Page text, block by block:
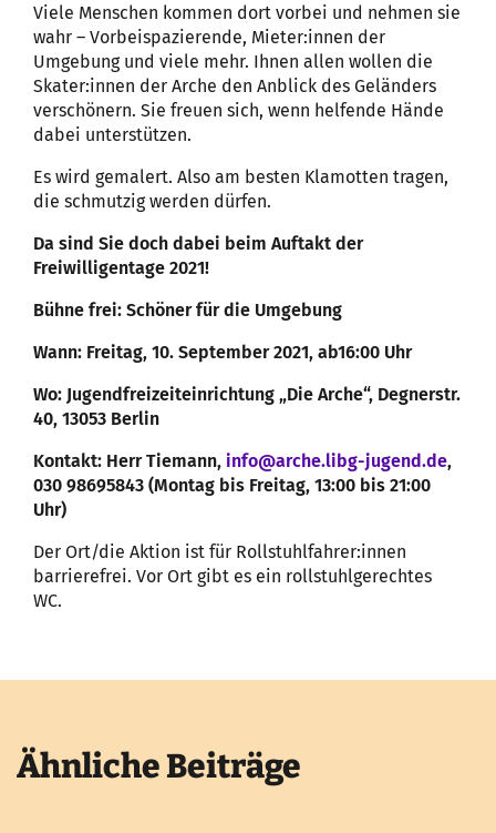
Viele Menschen kommen dort vorbei und nehmen sie
wahr – Vorbeispazierende, Mieter:innen der
Umgebung und viele mehr. Ihnen allen wollen die
Skater:innen der Arche den Anblick des Geländers
verschönern. Sie freuen sich, wenn helfende Hände
dabei unterstützen.
Es wird gemalert. Also am besten Klamotten tragen,
die schmutzig werden dürfen.
Da sind Sie doch dabei beim Auftakt der
Freiwilligentage 2021!
Bühne frei: Schöner für die Umgebung
Wann: Freitag, 10. September 2021, ab16:00 Uhr
Wo: Jugendfreizeiteinrichtung „Die Arche“, Degnerstr.
40, 13053 Berlin
Kontakt: Herr Tiemann, info@arche.libg-jugend.de,
030 98695843 (Montag bis Freitag, 13:00 bis 21:00
Uhr)
Der Ort/die Aktion ist für Rollstuhlfahrer:innen
barrierefrei. Vor Ort gibt es ein rollstuhlgerechtes
WC.
Ähnliche Beiträge